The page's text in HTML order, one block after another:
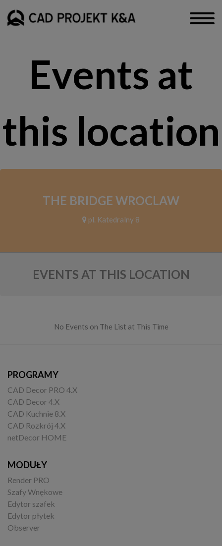
Events at
this location
THE BRIDGE WROCLAW
pl. Katedralny 8
EVENTS AT THIS LOCATION
No Events on The List at This Time
PROGRAMY
CAD Decor PRO 4.X
CAD Decor 4.X
CAD Kuchnie 8.X
CAD Rozkrój 4.X
netDecor HOME
MODUŁY
Render PRO
Szafy Wnękowe
Edytor szafek
Edytor płytek
Observer